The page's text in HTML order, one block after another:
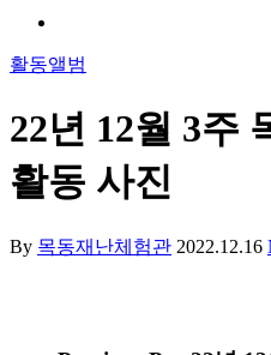
활동앨범
22년 12월 3주
활동 사진
By 목동재난체험관 2022.12.16